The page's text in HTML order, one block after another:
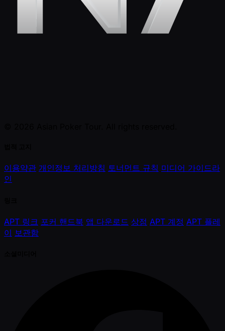
이용약관 개인정보 처리방침 토너먼트 규칙 미디어 가이드라
인
APT 링크 포커 핸드북 앱 다운로드 상점 APT 계정 APT 플레
이 보관함